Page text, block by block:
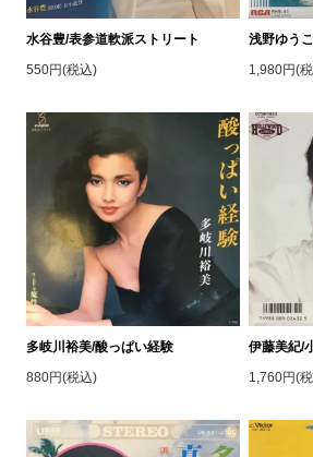
水谷豊/表参道軟派ストリート
550円(税込)
浅野ゆう
1,980円(
多岐川裕美/酸っぱい経験
880円(税込)
伊藤美紀/
1,760円(